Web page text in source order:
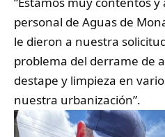
personal de Aguas de
le dieron a nuestra
problema del derrame de
destape y limpieza en
nuestra urbanización”.